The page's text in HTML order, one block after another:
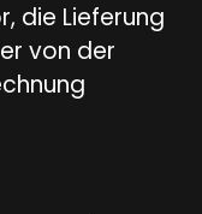
die Lieferung
von der